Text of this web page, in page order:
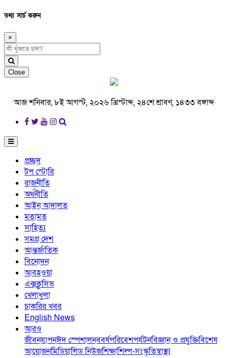
তথ্য সার্চ করুন
×
Close
আজ শনিবার, ৮ই আগস্ট, ২০২৬ খ্রিস্টাব্দ, ২৪শে শ্রাবণ, ১৪৩৩ বঙ্গাব্দ
প্রচ্ছদ
টপ স্টোরি
রাজনীতি
অর্থনীতি
আইন আদালত
মতামত
সাহিত্য
সমগ্র দেশ
আন্তর্জাতিক
বিনোদন
আবহওয়া
এক্সক্লুসিভ
খেলাধুলা
চাকরির খবর
English News
আরও
জীবনযাপনঈদ স্পেশালনববর্ষপরিবেশপর্যটনবিজ্ঞান ও প্রযুক্তিবিশেষ
আয়োজনমিডিয়ালিড নিউজশিক্ষাশিল্প-সংস্কৃতিস্বাস্থ্য